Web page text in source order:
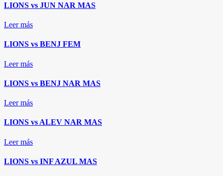
LIONS vs JUN NAR MAS
Leer más
LIONS vs BENJ FEM
Leer más
LIONS vs BENJ NAR MAS
Leer más
LIONS vs ALEV NAR MAS
Leer más
LIONS vs INF AZUL MAS